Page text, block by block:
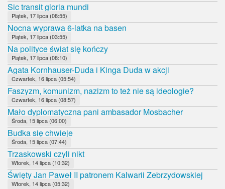
Sic transit gloria mundi
Piątek, 17 lipca (08:55)
Nocna wyprawa 6-latka na basen
Piątek, 17 lipca (03:55)
Na polityce świat się kończy
Piątek, 17 lipca (08:10)
Agata Kornhauser-Duda i Kinga Duda w akcji
Czwartek, 16 lipca (05:54)
Faszyzm, komunizm, nazizm to też nie są ideologie?
Czwartek, 16 lipca (08:57)
Mało dyplomatyczna pani ambasador Mosbacher
Środa, 15 lipca (06:00)
Budka się chwieje
Środa, 15 lipca (07:44)
Trzaskowski czyli nikt
Wtorek, 14 lipca (10:32)
Święty Jan Paweł II patronem Kalwarii Zebrzydowskiej
Wtorek, 14 lipca (05:32)